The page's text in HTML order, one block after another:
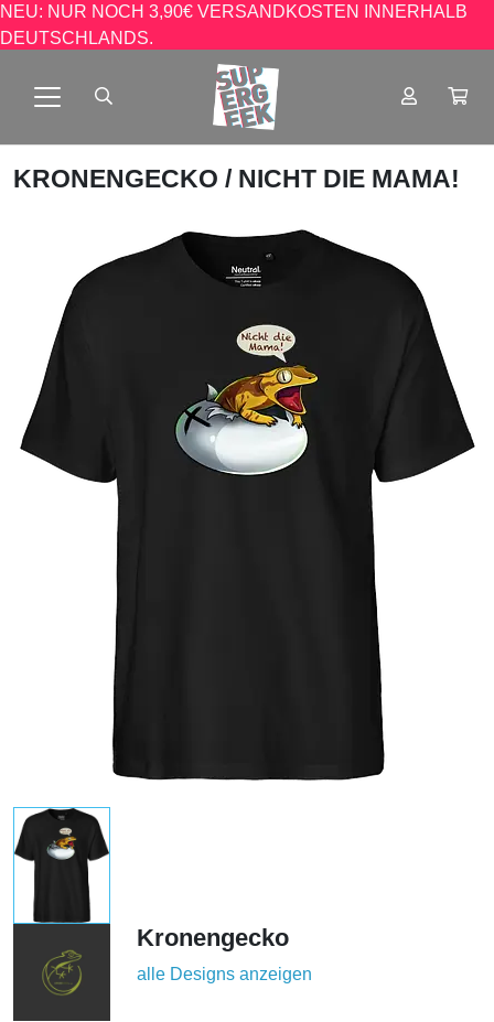
NEU: NUR NOCH 3,90€ VERSANDKOSTEN INNERHALB
DEUTSCHLANDS.
KRONENGECKO / NICHT DIE MAMA!
Kronengecko
alle Designs anzeigen